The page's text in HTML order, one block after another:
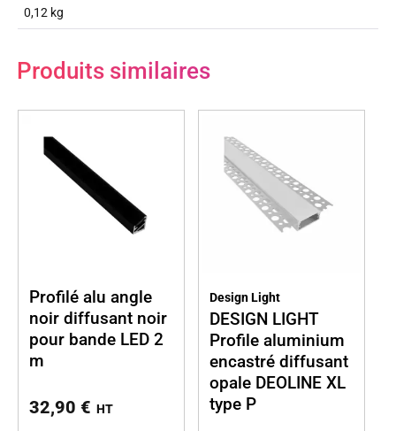
0,12 kg
Produits similaires
Profilé alu angle
noir diffusant noir
pour bande LED 2
m
32,90 € HT
Design Light
DESIGN LIGHT
Profile aluminium
encastré diffusant
opale DEOLINE XL
type P